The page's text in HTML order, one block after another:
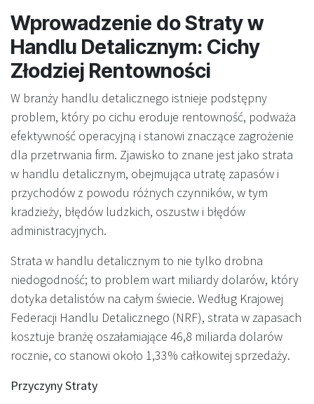
Wprowadzenie do Straty w
Handlu Detalicznym: Cichy
Złodziej Rentowności
W branży handlu detalicznego istnieje podstępny
problem, który po cichu eroduje rentowność, podważa
efektywność operacyjną i stanowi znaczące zagrożenie
dla przetrwania firm. Zjawisko to znane jest jako strata
w handlu detalicznym, obejmująca utratę zapasów i
przychodów z powodu różnych czynników, w tym
kradzieży, błędów ludzkich, oszustw i błędów
administracyjnych.
Strata w handlu detalicznym to nie tylko drobna
niedogodność; to problem wart miliardy dolarów, który
dotyka detalistów na całym świecie. Według Krajowej
Federacji Handlu Detalicznego (NRF), strata w zapasach
kosztuje branżę oszałamiające 46,8 miliarda dolarów
rocznie, co stanowi około 1,33% całkowitej sprzedaży.
Przyczyny Straty